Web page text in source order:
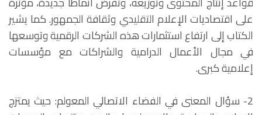
على اقتصاديات الإعلام التقليدي وثقافة الجمهور. كما يشير
الكتاب إلى ارتفاع استثمارات هذه الشركات الرقمية وتوسعها
في مجال الأعمال الدرامية والشراكات مع مؤسسات
إعلامية كبرى.
2- سؤال المعنى في الفضاء الاتصالي المعولم: حيث يمتزج